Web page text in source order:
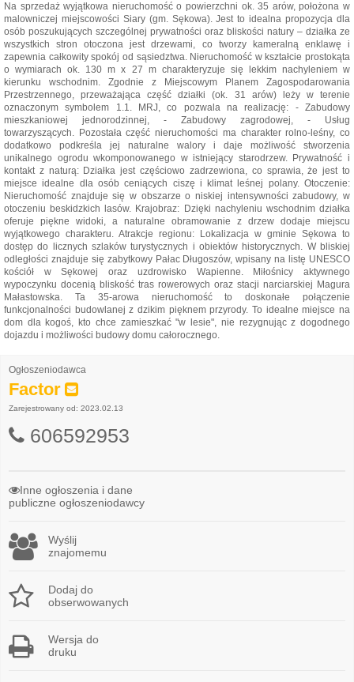
Na sprzedaż wyjątkowa nieruchomość o powierzchni ok. 35 arów, położona w
malowniczej miejscowości Siary (gm. Sękowa). Jest to idealna propozycja dla
osób poszukujących szczególnej prywatności oraz bliskości natury – działka ze
wszystkich stron otoczona jest drzewami, co tworzy kameralną enklawę i
zapewnia całkowity spokój od sąsiedztwa. Nieruchomość w kształcie prostokąta
o wymiarach ok. 130 m x 27 m charakteryzuje się lekkim nachyleniem w
kierunku wschodnim. Zgodnie z Miejscowym Planem Zagospodarowania
Przestrzennego, przeważająca część działki (ok. 31 arów) leży w terenie
oznaczonym symbolem 1.1. MRJ, co pozwala na realizację: - Zabudowy
mieszkaniowej jednorodzinnej, - Zabudowy zagrodowej, - Usług
towarzyszących. Pozostała część nieruchomości ma charakter rolno-leśny, co
dodatkowo podkreśla jej naturalne walory i daje możliwość stworzenia
unikalnego ogrodu wkomponowanego w istniejący starodrzew. Prywatność i
kontakt z naturą: Działka jest częściowo zadrzewiona, co sprawia, że jest to
miejsce idealne dla osób ceniących ciszę i klimat leśnej polany. Otoczenie:
Nieruchomość znajduje się w obszarze o niskiej intensywności zabudowy, w
otoczeniu beskidzkich lasów. Krajobraz: Dzięki nachyleniu wschodnim działka
oferuje piękne widoki, a naturalne obramowanie z drzew dodaje miejscu
wyjątkowego charakteru. Atrakcje regionu: Lokalizacja w gminie Sękowa to
dostęp do licznych szlaków turystycznych i obiektów historycznych. W bliskiej
odległości znajduje się zabytkowy Pałac Długoszów, wpisany na listę UNESCO
kościół w Sękowej oraz uzdrowisko Wapienne. Miłośnicy aktywnego
wypoczynku docenią bliskość tras rowerowych oraz stacji narciarskiej Magura
Małastowska. Ta 35-arowa nieruchomość to doskonałe połączenie
funkcjonalności budowlanej z dzikim pięknem przyrody. To idealne miejsce na
dom dla kogoś, kto chce zamieszkać "w lesie", nie rezygnując z dogodnego
dojazdu i możliwości budowy domu całorocznego.
Ogłoszeniodawca
Factor
Zarejestrowany od: 2023.02.13
606592953
Inne ogłoszenia i dane
publiczne ogłoszeniodawcy
Wyślij
znajomemu
Dodaj do
obserwowanych
Wersja do
druku